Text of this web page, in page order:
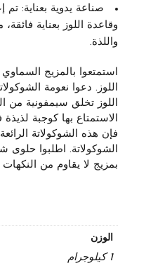
صناعة يدوية بعناية: تم
وقاعدة اللوز
بعناية
واللذة.
استمتعوا بالمزيج
اللوز . دعوا نعومة
اللوز تخلق سيمفونية من
الاستمتاع بها كوجبة
فإن هذه الشوكولاتة
الشوكولاتة.
اطلبوا حلوى
بمزيج لا يقاوم من النكهات
الوزن
1 كيلوجرام